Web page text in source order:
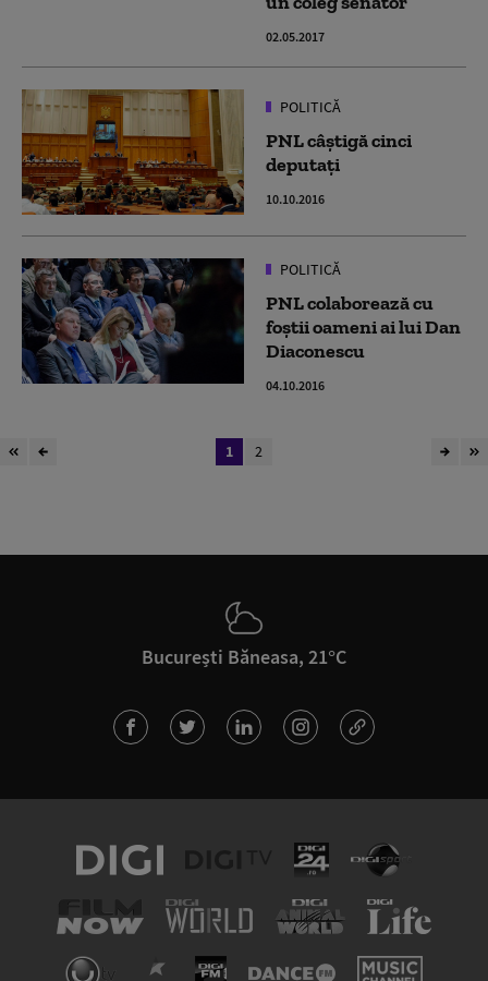
02.05.2017
POLITICĂ
PNL câștigă cinci
deputați
10.10.2016
POLITICĂ
PNL colaborează cu
foștii oameni ai lui Dan
Diaconescu
04.10.2016
1 2
București Băneasa, 21°C